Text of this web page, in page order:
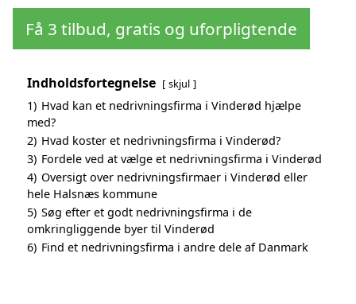
Få 3 tilbud, gratis og uforpligtende
Indholdsfortegnelse skjul
1) Hvad kan et nedrivningsfirma i Vinderød hjælpe
med?
2) Hvad koster et nedrivningsfirma i Vinderød?
3) Fordele ved at vælge et nedrivningsfirma i Vinderød
4) Oversigt over nedrivningsfirmaer i Vinderød eller
hele Halsnæs kommune
5) Søg efter et godt nedrivningsfirma i de
omkringliggende byer til Vinderød
6) Find et nedrivningsfirma i andre dele af Danmark